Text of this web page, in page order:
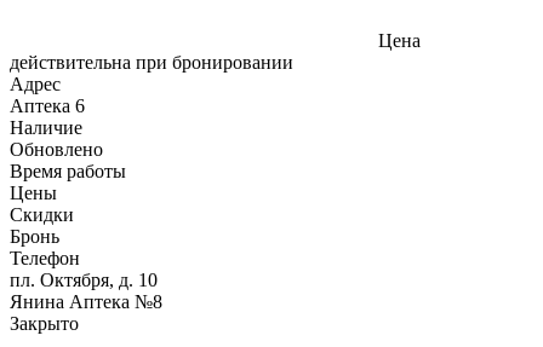
Цена
действительна при бронировании
Адрес
Аптека 6
Наличие
Обновлено
Время работы
Цены
Скидки
Бронь
Телефон
пл. Октября, д. 10
Янина Аптека №8
Закрыто